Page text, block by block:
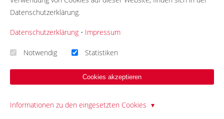
Spenden & Sponsoring
28.05.26
Datenschutzerklärung.
Datenschutzerklärung • Impressum
Notwendig Statistiken
Cookies akzeptieren
Informationen zu den eingesetzten Cookies